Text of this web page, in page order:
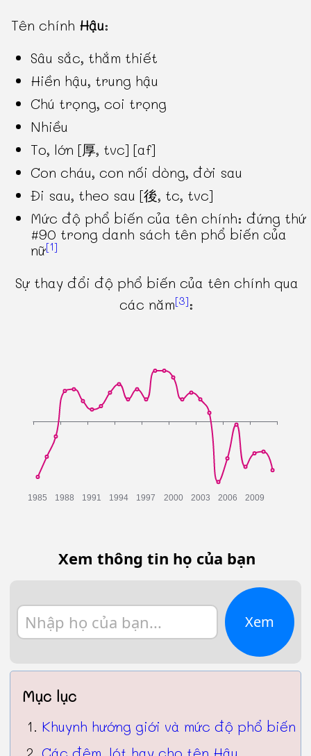
Tên chính Hậu:
Sâu sắc, thắm thiết
Hiền hậu, trung hậu
Chú trọng, coi trọng
Nhiều
To, lớn [厚, tvc] [af]
Con cháu, con nối dòng, đời sau
Đi sau, theo sau [後, tc, tvc]
Mức độ phổ biến của tên chính: đứng thứ
#90 trong danh sách tên phổ biến của
nữ[1]
Sự thay đổi độ phổ biến của tên chính qua
các năm[3]:
Xem thông tin họ của bạn
Xem
Mục lục
Khuynh hướng giới và mức độ phổ biến